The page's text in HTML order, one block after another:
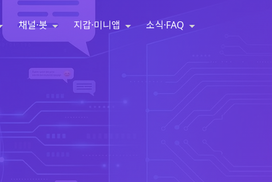
채널·봇 지갑·미니앱 소식·FAQ